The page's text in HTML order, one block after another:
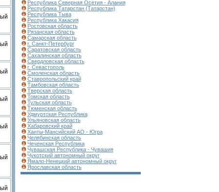
Республика Северная Осетия - Алания
Республика Татарстан (Татарстан)
Республика Тыва
Республика Хакасия
Ростовская область
Рязанская область
Самарская область
г. Санкт-Петербург
Саратовская область
Сахалинская область
Свердловская область
г. Севастополь
Смоленская область
Ставропольский край
Тамбовская область
Тверская область
Томская область
Тульская область
Тюменская область
Удмуртская Республика
Ульяновская область
Хабаровский край
Ханты-Мансийский АО - Югра
Челябинская область
Чеченская Республика
Чувашская Республика - Чувашия
Чукотский автономный округ
Ямало-Ненецкий автономный округ
Ярославская область